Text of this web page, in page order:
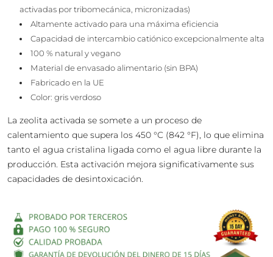
activadas por tribomecánica, micronizadas)
Altamente activado para una máxima eficiencia
Capacidad de intercambio catiónico excepcionalmente alta
100 % natural y vegano
Material de envasado alimentario (sin BPA)
Fabricado en la UE
Color: gris verdoso
La zeolita activada se somete a un proceso de
calentamiento que supera los 450 °C (842 °F), lo que elimina
tanto el agua cristalina ligada como el agua libre durante la
producción. Esta activación mejora significativamente sus
capacidades de desintoxicación.